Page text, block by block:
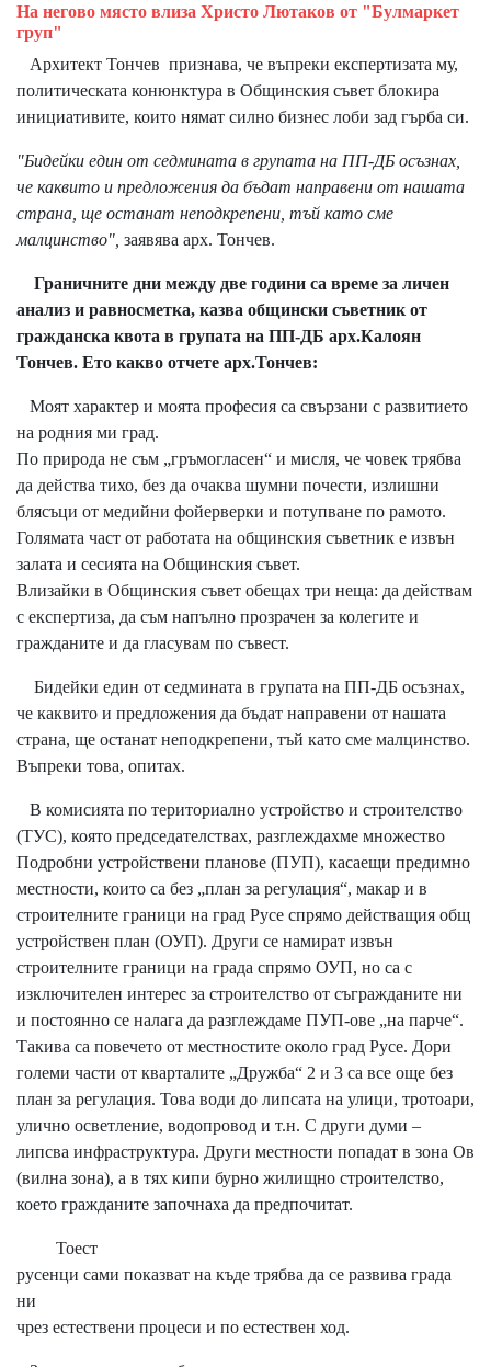
На негово място влиза Христо Лютаков от "Булмаркет
груп"
Архитект Тончев признава, че въпреки експертизата му,
политическата конюнктура в Общинския съвет блокира
инициативите, които нямат силно бизнес лоби зад гърба си.
"Бидейки един от седмината в групата на ПП-ДБ осъзнах,
че каквито и предложения да бъдат направени от нашата
страна, ще останат неподкрепени, тъй като сме
малцинство", заявява арх. Тончев.
Граничните дни между две години са време за личен
анализ и равносметка, казва общински съветник от
гражданска квота в групата на ПП-ДБ арх.Калоян
Тончев. Ето какво отчете арх.Тончев:
Моят характер и моята професия са свързани с развитието
на родния ми град.
По природа не съм „гръмогласен“ и мисля, че човек трябва
да действа тихо, без да очаква шумни почести, излишни
блясъци от медийни фойерверки и потупване по рамото.
Голямата част от работата на общинския съветник е извън
залата и сесията на Общинския съвет.
Влизайки в Общинския съвет обещах три неща: да действам
с експертиза, да съм напълно прозрачен за колегите и
гражданите и да гласувам по съвест.
Бидейки един от седмината в групата на ПП-ДБ осъзнах,
че каквито и предложения да бъдат направени от нашата
страна, ще останат неподкрепени, тъй като сме малцинство.
Въпреки това, опитах.
В комисията по териториално устройство и строителство
(ТУС), която председателствах, разглеждахме множество
Подробни устройствени планове (ПУП), касаещи предимно
местности, които са без „план за регулация“, макар и в
строителните граници на град Русе спрямо действащия общ
устройствен план (ОУП). Други се намират извън
строителните граници на града спрямо ОУП, но са с
изключителен интерес за строителство от съгражданите ни
и постоянно се налага да разглеждаме ПУП-ове „на парче“.
Такива са повечето от местностите около град Русе. Дори
големи части от кварталите „Дружба“ 2 и 3 са все още без
план за регулация. Това води до липсата на улици, тротоари,
улично осветление, водопровод и т.н. С други думи –
липсва инфраструктура. Други местности попадат в зона Ов
(вилна зона), а в тях кипи бурно жилищно строителство,
което гражданите започнаха да предпочитат.
Тоест
русенци сами показват на къде трябва да се развива града
ни
чрез естествени процеси и по естествен ход.